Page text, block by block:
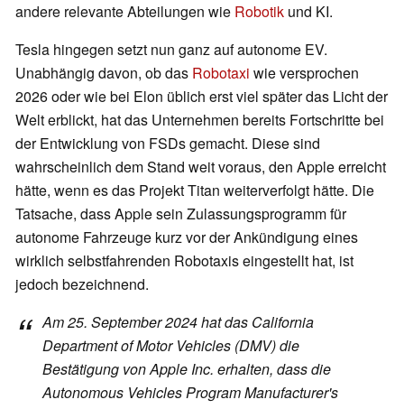
andere relevante Abteilungen wie Robotik und KI.
Tesla hingegen setzt nun ganz auf autonome EV.
Unabhängig davon, ob das Robotaxi wie versprochen
2026 oder wie bei Elon üblich erst viel später das Licht der
Welt erblickt, hat das Unternehmen bereits Fortschritte bei
der Entwicklung von FSDs gemacht. Diese sind
wahrscheinlich dem Stand weit voraus, den Apple erreicht
hätte, wenn es das Projekt Titan weiterverfolgt hätte. Die
Tatsache, dass Apple sein Zulassungsprogramm für
autonome Fahrzeuge kurz vor der Ankündigung eines
wirklich selbstfahrenden Robotaxis eingestellt hat, ist
jedoch bezeichnend.
Am 25. September 2024 hat das California
Department of Motor Vehicles (DMV) die
Bestätigung von Apple Inc. erhalten, dass die
Autonomous Vehicles Program Manufacturer's